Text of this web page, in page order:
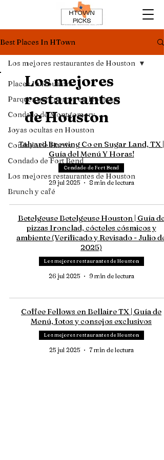
Best Places In HTown
Places In Houston
Parques para perros en Houston
Condado de Montgomery
Joyas ocultas en Houston
Condado de Harris
Condado de Fort Bend
Los mejores restaurantes de Houston
Brunch y café
Los mejores restaurantes de Houston
Los mejores
restaurantes
de Houston
Talyard Brewing Co en Sugar Land, TX |
Guía del Menú Y Horas!
Condado de Fort Bend
29 jul 2025 8 min de lectura
Betelgeuse Betelgeuse Houston | Guía de
pizzas Ironclad, cócteles cósmicos y
ambiente (Verificado y Revisado - Julio de
2025)
Los mejores restaurantes de Houston
26 jul 2025 9 min de lectura
Coffee Fellows en Bellaire TX | Guía de
Menú, fotos y consejos exclusivos
Los mejores restaurantes de Houston
25 jul 2025 7 min de lectura